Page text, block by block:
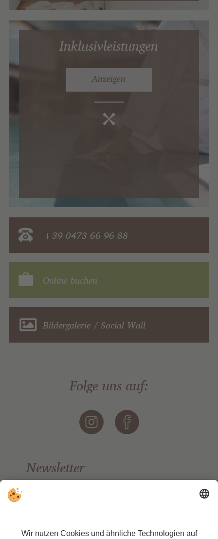
Inklusivleistungen
Anzeigen
+39 0473 66 96 88
Online buchen
Bildergalerie / Social Wall
Folge uns auf:
Newsletter
Bleiben Sie auf dem Laufenden.